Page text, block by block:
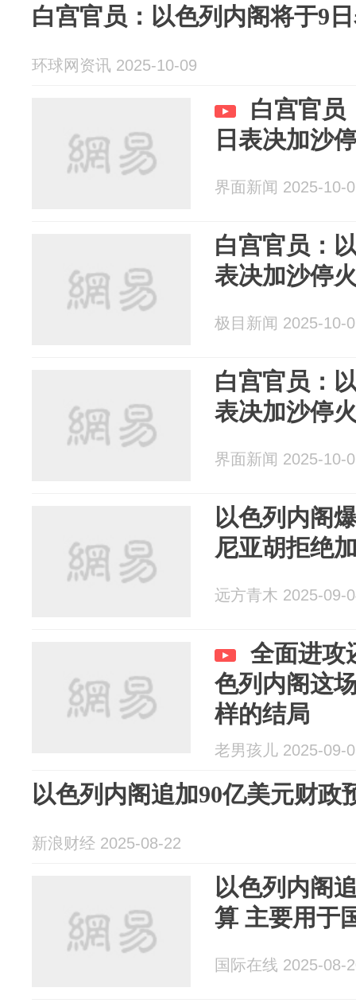
白宫官员：以色列内阁将于9
环球网资讯 2025-10-09
白宫官员
日表决加沙
界面新闻 2025-10-
白宫官员：
表决加沙停
极目新闻 2025-10-
白宫官员：
表决加沙停
界面新闻 2025-10-
以色列内阁
尼亚胡拒绝
远方青木 2025-09-
全面进攻
色列内阁这
样的结局
老男孩儿 2025-09-
以色列内阁追加90亿美元财政
新浪财经 2025-08-22
以色列内阁
算 主要用于
国际在线 2025-08-